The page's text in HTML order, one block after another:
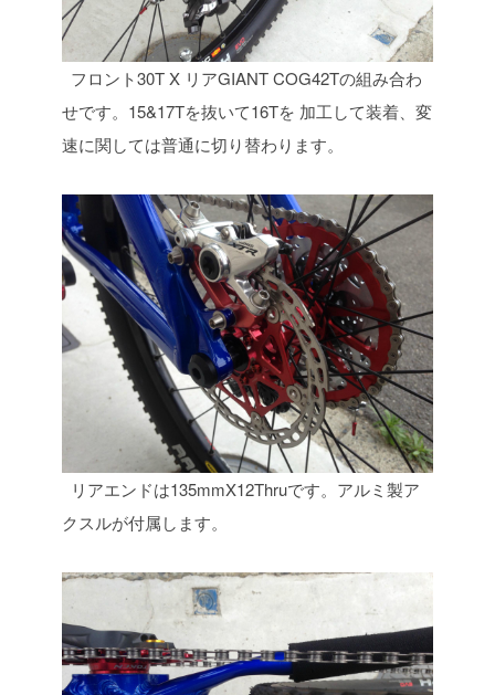
フロント30T X リアGIANT COG42Tの組み合わ
せです。15&17Tを抜いて16Tを 加工して装着、変
速に関しては普通に切り替わります。
リアエンドは135mmX12Thruです。アルミ製ア
クスルが付属します。